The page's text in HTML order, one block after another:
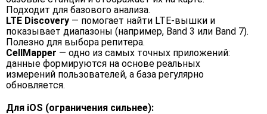
Подходит для базового анализа.
LTE Discovery — помогает найти LTE-вышки и
показывает диапазоны (например, Band 3 или Band 7).
Полезно для выбора репитера.
CellMapper — одно из самых точных приложений:
данные формируются на основе реальных
измерений пользователей, а база регулярно
обновляется.
Для iOS (ограничения сильнее):